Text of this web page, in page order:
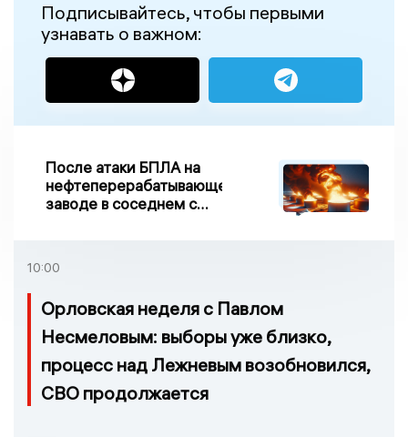
Подписывайтесь, чтобы первыми
узнавать о важном:
После атаки БПЛА на
нефтеперерабатывающем
заводе в соседнем с
возгорание
10:00
Орловская неделя с Павлом
Несмеловым: выборы уже близко,
процесс над Лежневым возобновился,
СВО продолжается